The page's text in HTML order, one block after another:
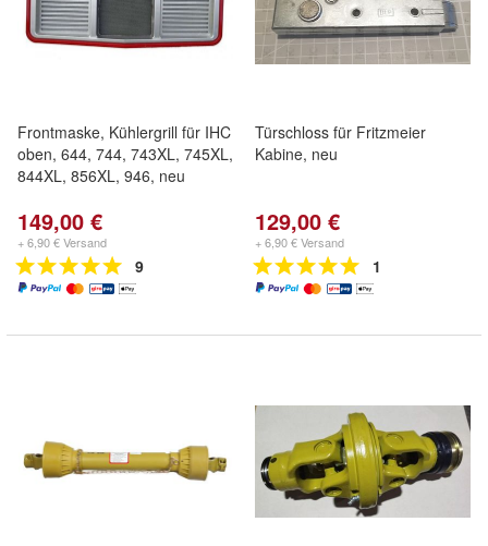
Frontmaske, Kühlergrill für IHC
oben, 644, 744, 743XL, 745XL,
844XL, 856XL, 946, neu
149,00 €
+ 6,90 € Versand
9
Türschloss für Fritzmeier
Kabine, neu
129,00 €
+ 6,90 € Versand
1